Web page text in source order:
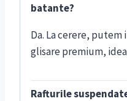
batante?
Da. La cerere,
glisare premium,
Rafturile